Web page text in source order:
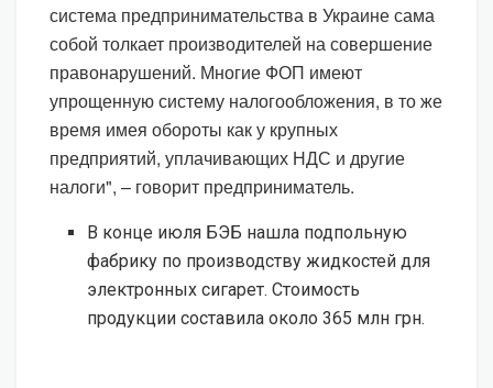
система предпринимательства в Украине сама
собой толкает производителей на совершение
правонарушений. Многие ФОП имеют
упрощенную систему налогообложения, в то же
время имея обороты как у крупных
предприятий, уплачивающих НДС и другие
налоги", – говорит предприниматель.
В конце июля БЭБ нашла подпольную
фабрику по производству жидкостей для
электронных сигарет. Стоимость
продукции составила около 365 млн грн.